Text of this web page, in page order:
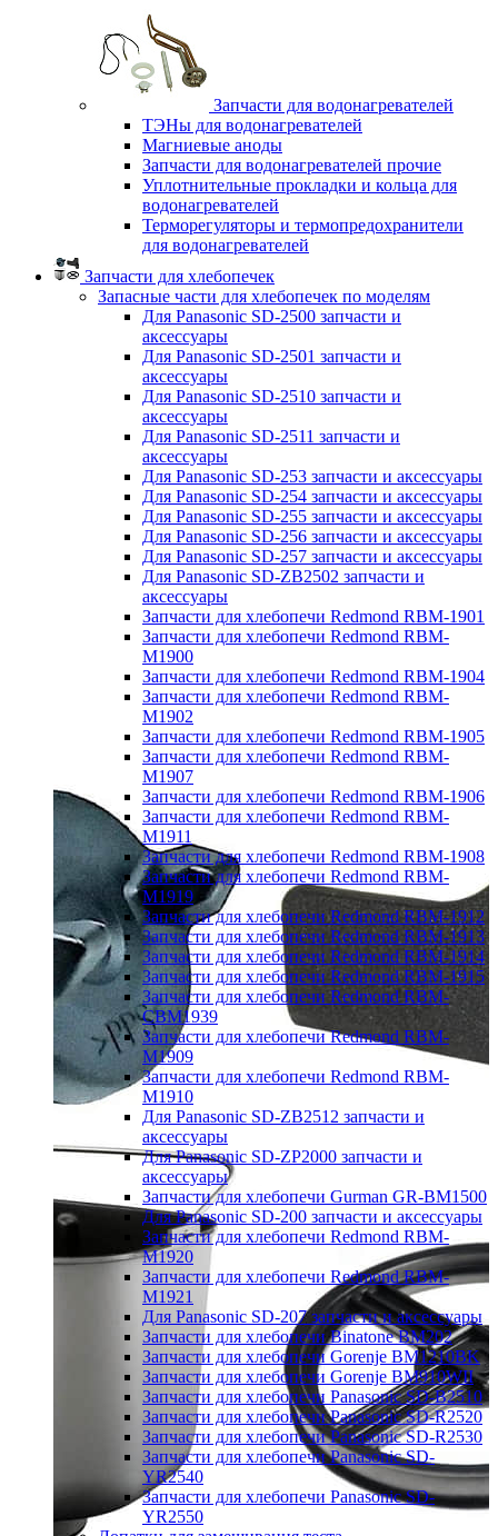
Запчасти для водонагревателей
ТЭНы для водонагревателей
Магниевые аноды
Запчасти для водонагревателей прочие
Уплотнительные прокладки и кольца для
водонагревателей
Терморегуляторы и термопредохранители
для водонагревателей
Запчасти для хлебопечек
Запасные части для хлебопечек по моделям
Для Panasonic SD-2500 запчасти и
аксессуары
Для Panasonic SD-2501 запчасти и
аксессуары
Для Panasonic SD-2510 запчасти и
аксессуары
Для Panasonic SD-2511 запчасти и
аксессуары
Для Panasonic SD-253 запчасти и аксессуары
Для Panasonic SD-254 запчасти и аксессуары
Для Panasonic SD-255 запчасти и аксессуары
Для Panasonic SD-256 запчасти и аксессуары
Для Panasonic SD-257 запчасти и аксессуары
Для Panasonic SD-ZB2502 запчасти и
аксессуары
Запчасти для хлебопечи Redmond RBM-1901
Запчасти для хлебопечи Redmond RBM-
M1900
Запчасти для хлебопечи Redmond RBM-1904
Запчасти для хлебопечи Redmond RBM-
M1902
Запчасти для хлебопечи Redmond RBM-1905
Запчасти для хлебопечи Redmond RBM-
M1907
Запчасти для хлебопечи Redmond RBM-1906
Запчасти для хлебопечи Redmond RBM-
M1911
Запчасти для хлебопечи Redmond RBM-1908
Запчасти для хлебопечи Redmond RBM-
M1919
Запчасти для хлебопечи Redmond RBM-1912
Запчасти для хлебопечи Redmond RBM-1913
Запчасти для хлебопечи Redmond RBM-1914
Запчасти для хлебопечи Redmond RBM-1915
Запчасти для хлебопечи Redmond RBM-
CBM1939
Запчасти для хлебопечи Redmond RBM-
M1909
Запчасти для хлебопечи Redmond RBM-
M1910
Для Panasonic SD-ZB2512 запчасти и
аксессуары
Для Panasonic SD-ZP2000 запчасти и
аксессуары
Запчасти для хлебопечи Gurman GR-BM1500
Для Panasonic SD-200 запчасти и аксессуары
Запчасти для хлебопечи Redmond RBM-
M1920
Запчасти для хлебопечи Redmond RBM-
M1921
Для Panasonic SD-207 запчасти и аксессуары
Запчасти для хлебопечи Binatone BM202
Запчасти для хлебопечи Gorenje BM1210BK
Запчасти для хлебопечи Gorenje BM910WII
Запчасти для хлебопечи Panasonic SD-B2510
Запчасти для хлебопечи Panasonic SD-R2520
Запчасти для хлебопечи Panasonic SD-R2530
Запчасти для хлебопечи Panasonic SD-
YR2540
Запчасти для хлебопечи Panasonic SD-
YR2550